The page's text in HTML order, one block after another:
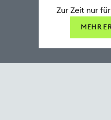
Zur Zeit nur
MEHR